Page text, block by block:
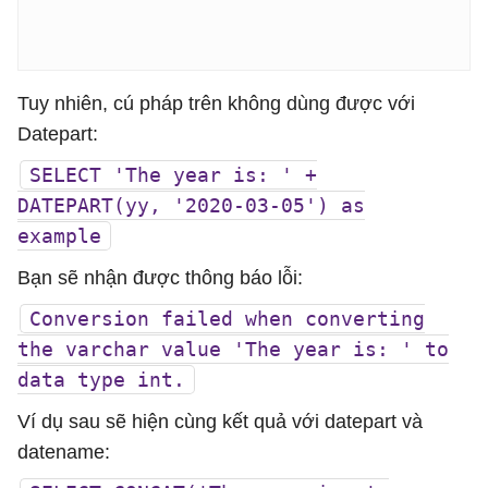
Tuy nhiên, cú pháp trên không dùng được với
Datepart:
SELECT 'The year is: ' +
DATEPART(yy, '2020-03-05') as
example
Bạn sẽ nhận được thông báo lỗi:
Conversion failed when converting
the varchar value 'The year is: ' to
data type int.
Ví dụ sau sẽ hiện cùng kết quả với datepart và
datename: